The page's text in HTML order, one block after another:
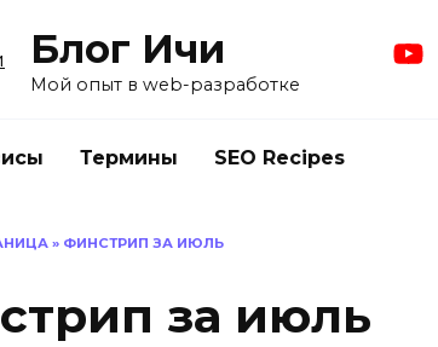
Блог Ичи
Мой опыт в web-разработке
Термины SEO Recipes
» ФИНСТРИП ЗА ИЮЛЬ
за июль